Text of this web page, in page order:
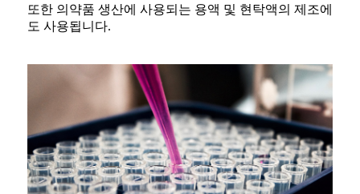
또한 의약품 생산에 사용되는 용액 및 현탁액의 제조에
도 사용됩니다.